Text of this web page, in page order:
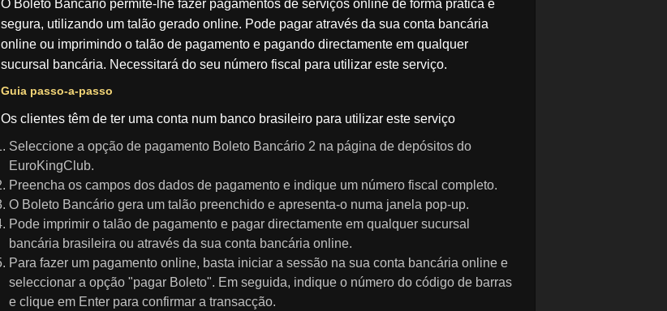
O Boleto Bancário permite-lhe fazer pagamentos de serviços online de forma prática e
segura, utilizando um talão gerado online. Pode pagar através da sua conta bancária
online ou imprimindo o talão de pagamento e pagando directamente em qualquer
sucursal bancária. Necessitará do seu número fiscal para utilizar este serviço.
Guia passo-a-passo
Os clientes têm de ter uma conta num banco brasileiro para utilizar este serviço
Seleccione a opção de pagamento Boleto Bancário 2 na página de depósitos do
EuroKingClub.
Preencha os campos dos dados de pagamento e indique um número fiscal completo.
O Boleto Bancário gera um talão preenchido e apresenta-o numa janela pop-up.
Pode imprimir o talão de pagamento e pagar directamente em qualquer sucursal
bancária brasileira ou através da sua conta bancária online.
Para fazer um pagamento online, basta iniciar a sessão na sua conta bancária online e
seleccionar a opção "pagar Boleto". Em seguida, indique o número do código de barras
e clique em Enter para confirmar a transacção.